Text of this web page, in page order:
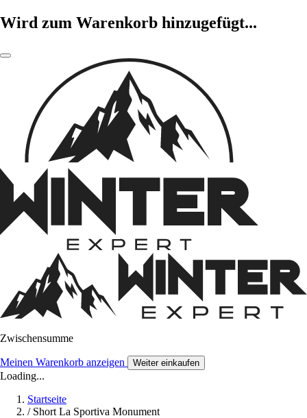
Wird zum Warenkorb hinzugefügt...
Zwischensumme
Meinen Warenkorb anzeigen Weiter einkaufen
Loading...
Startseite
/ Short La Sportiva Monument